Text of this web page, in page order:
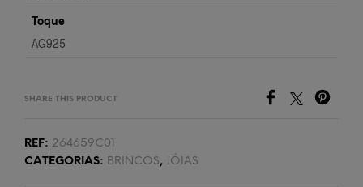
Toque
AG925
SHARE THIS PRODUCT
REF: 264659C01
CATEGORIAS: BRINCOS, JÓIAS